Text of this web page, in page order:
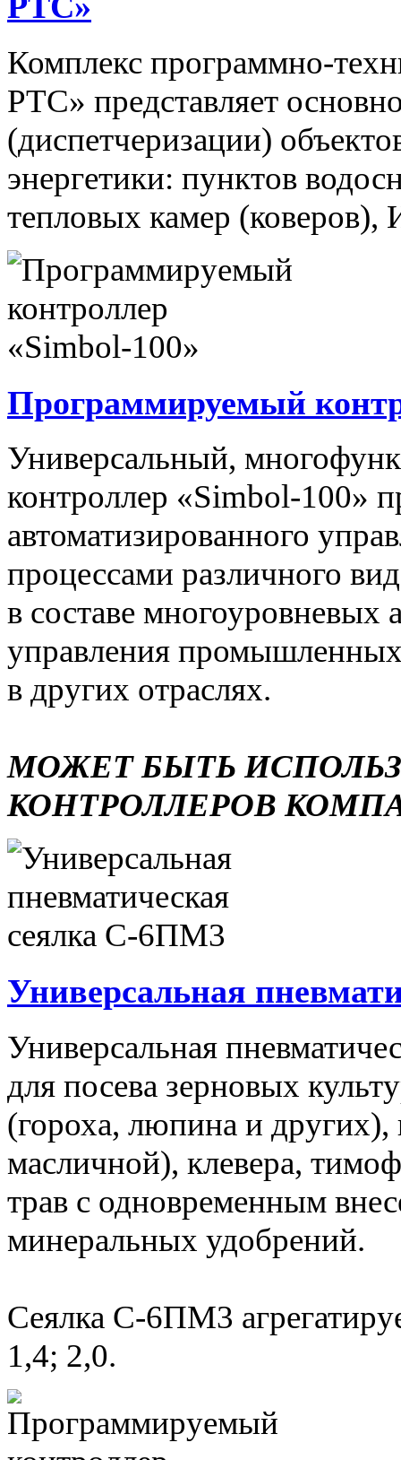
Комплекс программно-
РТС» представляет
(диспетчеризации)
энергетики: пунктов
тепловых камер
Программируемый
Универсальный,
контроллер «Simbol-100»
автоматизированного
процессами различного
в составе многоуровневых
управления
в других отраслях.
МОЖЕТ БЫТЬ
КОНТРОЛЛЕРОВ
Универсальная
Универсальная
для посева зерновых
(гороха, люпина и других),
масличной), клевера,
трав с одновременным
минеральных удобрений.
Сеялка С-6ПМ3
1,4; 2,0.